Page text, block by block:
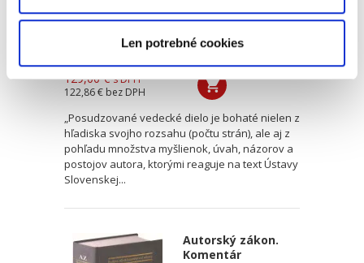
Len potrebné cookies
129,00 € s DPH
122,86 € bez DPH
„Posudzované vedecké dielo je bohaté nielen z
hľadiska svojho rozsahu (počtu strán), ale aj z
pohľadu množstva myšlienok, úvah, názorov a
postojov autora, ktorými reaguje na text Ústavy
Slovenskej...
Autorský zákon.
Komentár